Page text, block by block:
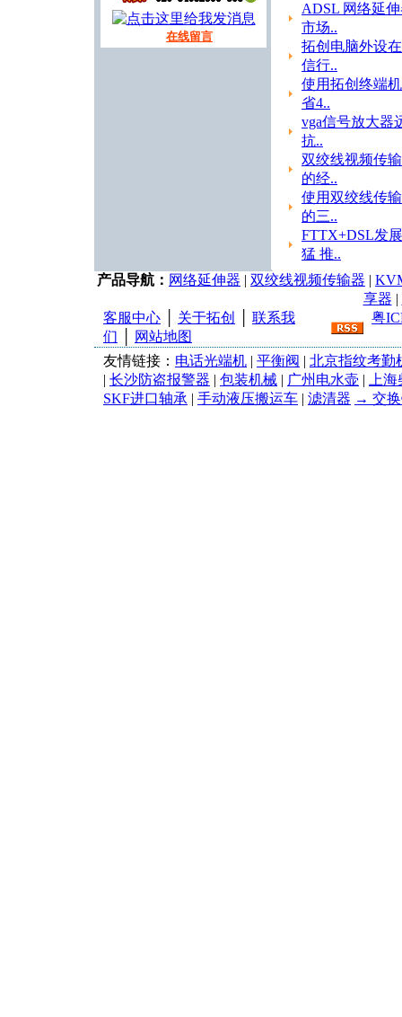
在线留言
ADSL 网络延
市场..
拓创电脑外设
信行..
使用拓创终端
省4..
vga信号放大器
抗..
双绞线视频传
的经..
使用双绞线传
的三..
FTTX+DSL发
猛 推..
产品导航： 网络延伸器 | 双绞线视频传输器 |
享器 |
客服中心
关于拓创
联系我
们
网站地图
粤
友情链接： 电话光端机 | 平衡阀 | 北京指纹考勤
| 长沙防盗报警器 | 包装机械 | 广州电水壶 |
上
SKF进口轴承 | 手动液压搬运车 | 滤清器 → 交